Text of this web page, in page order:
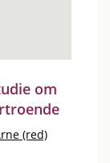
om
(red)